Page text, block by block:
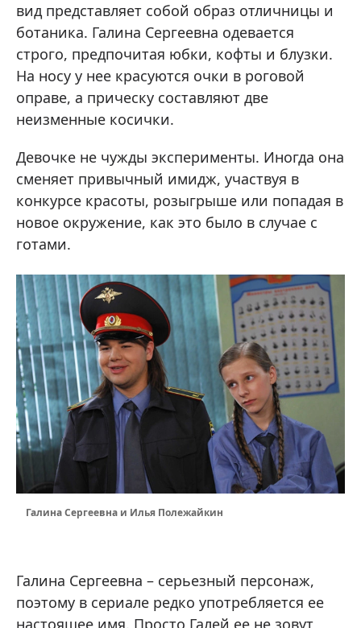
вид представляет собой образ отличницы и
ботаника. Галина Сергеевна одевается
строго, предпочитая юбки, кофты и блузки.
На носу у нее красуются очки в роговой
оправе, а прическу составляют две
неизменные косички.
Девочке не чужды эксперименты. Иногда она
сменяет привычный имидж, участвуя в
конкурсе красоты, розыгрыше или попадая в
новое окружение, как это было в случае с
готами.
Галина Сергеевна и Илья Полежайкин
Галина Сергеевна – серьезный персонаж,
поэтому в сериале редко употребляется ее
настоящее имя. Просто Галей ее не зовут